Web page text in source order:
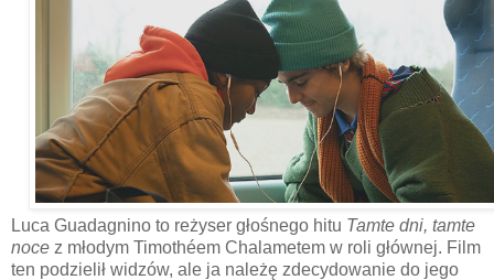
Luca Guadagnino to reżyser głośnego hitu Tamte dni, tamte
noce z młodym Timothéem Chalametem w roli głównej. Film
ten podzielił widzów, ale ja należę zdecydowanie do jego